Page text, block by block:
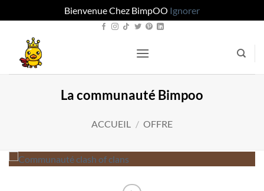
Bienvenue Chez BimpOO Ignorer
contenu
La communauté Bimpoo
ACCUEIL / OFFRE